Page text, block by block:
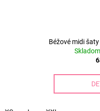
Béžové midi